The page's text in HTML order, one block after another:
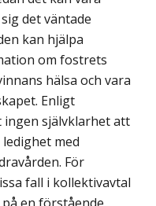
det väntade
kan hjälpa
om fostrets
hälsa och vara
Enligt
självklarhet att
med
För
fall i kollektivavtal